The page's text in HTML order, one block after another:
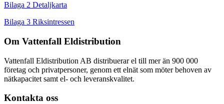
Bilaga 2 Detaljkarta
Bilaga 3 Riksintressen
Om Vattenfall Eldistribution
Vattenfall Eldistribution AB distribuerar el till mer än 900 000
företag och privatpersoner, genom ett elnät som möter behoven av
nätkapacitet samt el- och leveranskvalitet.
Kontakta oss